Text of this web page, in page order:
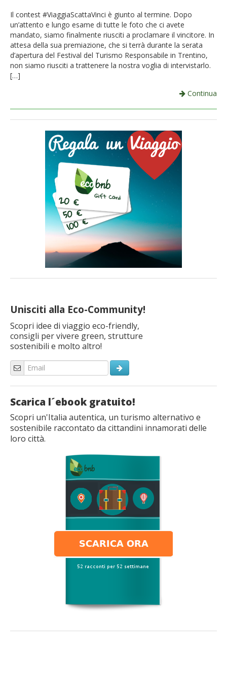
French
Italiano
Il contest #ViaggiaScattaVinci è giunto al termine. Dopo
un’attento e lungo esame di tutte le foto che ci avete
mandato, siamo finalmente riusciti a proclamare il vincitore. In
attesa della sua premiazione, che si terrà durante la serata
d’apertura del Festival del Turismo Responsabile in Trentino,
non siamo riusciti a trattenere la nostra voglia di intervistarlo.
[…]
Continua
Unisciti alla Eco-Community!
Scopri idee di viaggio eco-friendly,
consigli per vivere green, strutture
sostenibili e molto altro!
Scarica l´ebook gratuito!
Scopri un'Italia autentica, un turismo alternativo e
sostenibile raccontato da cittandini innamorati delle
loro città.